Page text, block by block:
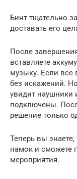
Бинт тщательно
доставать его
После
вставляете
музыку. Если
без искажений.
увидит наушники
подключены.
решение только
Теперь вы
намок и сможете
мероприятия.